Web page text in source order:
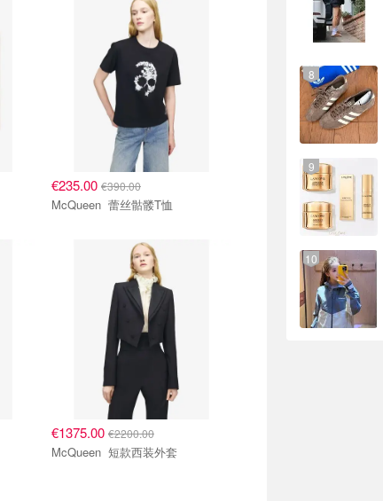
€235.00 €390.00
McQueen 蕾丝骷髅T恤
€1375.00 €2200.00
McQueen 短款西装外套